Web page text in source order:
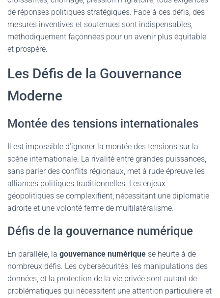
de réponses politiques stratégiques. Face à ces défis, des
mesures inventives et soutenues sont indispensables,
méthodiquement façonnées pour un avenir plus équitable
et prospère.
Les Défis de la Gouvernance
Moderne
Montée des tensions internationales
Il est impossible d’ignorer la montée des tensions sur la
scène internationale. La rivalité entre grandes puissances,
sans parler des conflits régionaux, met à rude épreuve les
alliances politiques traditionnelles. Les enjeux
géopolitiques se complexifient, nécessitant une diplomatie
adroite et une volonté ferme de multilatéralisme.
Défis de la gouvernance numérique
En parallèle, la gouvernance numérique se heurte à de
nombreux défis. Les cybersécurités, les manipulations des
données, et la protection de la vie privée sont autant de
problématiques qui nécessitent une attention particulière et